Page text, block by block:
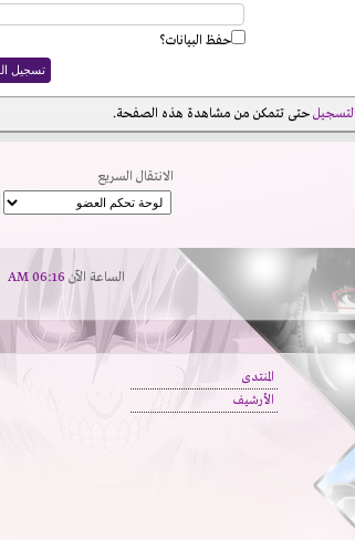
حفظ البيانات؟
التسجيلحتى تتمكن من مشاهدة هذه الصفحة.
الانتقال السريع
الساعة الآن 06:16 AM
المنتدى
الأرشيف